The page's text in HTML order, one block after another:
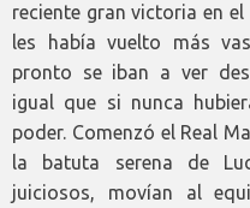
reciente gran victoria en el
les había vuelto más
pronto se iban a ver
igual que si nunca
poder. Comenzó el Real
la batuta serena de
juiciosos, movían al